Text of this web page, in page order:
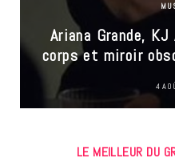
Ariana Grande,
corps et miroir
4
LE MEILLEUR DU